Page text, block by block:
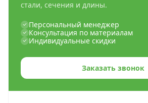
стали, сечения и длины.
Персональный менеджер
Консультация по материалам
Индивидуальные скидки
Заказать звонок